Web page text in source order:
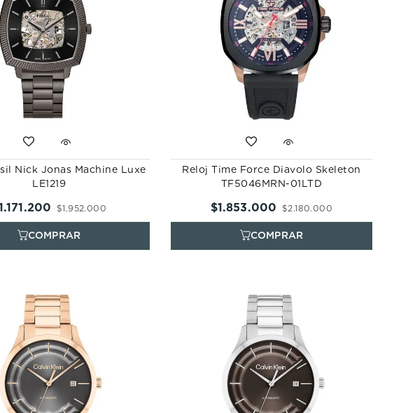
Nick Jonas Machine Luxe
LE1219
$1 .952.000
.171.200
Reloj Time Force Diavolo Skeleton
TF5046MRN-01LTD
$2.180.000
$1.853.000